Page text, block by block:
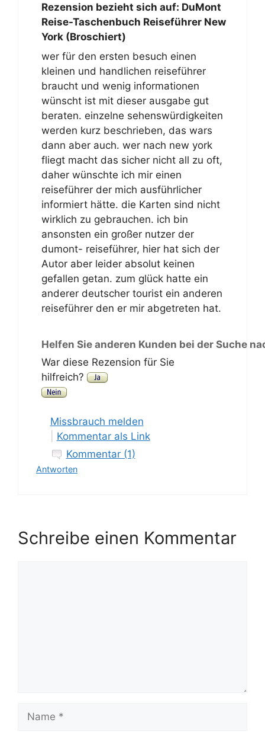
Rezension bezieht sich auf: DuMont
Reise-Taschenbuch Reiseführer New
York (Broschiert)
wer für den ersten besuch einen
kleinen und handlichen reiseführer
braucht und wenig informationen
wünscht ist mit dieser ausgabe gut
beraten. einzelne sehenswürdigkeiten
werden kurz beschrieben, das wars
dann aber auch. wer nach new york
fliegt macht das sicher nicht all zu oft,
daher wünschte ich mir einen
reiseführer der mich ausführlicher
informiert hätte. die Karten sind nicht
wirklich zu gebrauchen. ich bin
ansonsten ein großer nutzer der
dumont- reiseführer, hier hat sich der
Autor aber leider absolut keinen
gefallen getan. zum glück hatte ein
anderer deutscher tourist ein anderen
reiseführer den er mir abgetreten hat.
Helfen Sie anderen Kunden bei der Suche
War diese Rezension für Sie
hilfreich?
Missbrauch melden
Kommentar als Link
Kommentar (1)
Antworten
Schreibe einen Kommentar